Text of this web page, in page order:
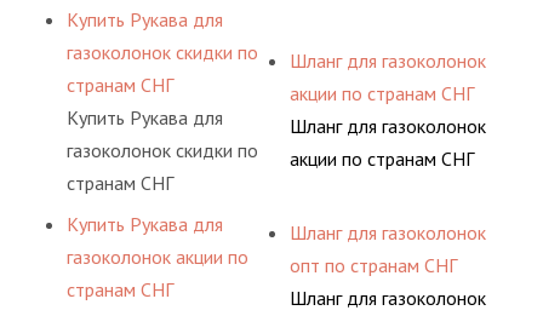
Купить Рукава для
газоколонок скидки по
странам СНГ
Купить Рукава для
газоколонок скидки по
странам СНГ
Купить Рукава для
газоколонок акции по
странам СНГ
Шланг для газоколонок
акции по странам СНГ
Шланг для газоколонок
акции по странам СНГ
Шланг для газоколонок
опт по странам СНГ
Шланг для газоколонок